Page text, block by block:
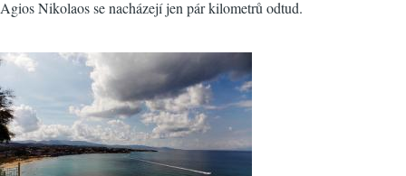
Agios Nikolaos se nacházejí jen pár kilometrů odtud.